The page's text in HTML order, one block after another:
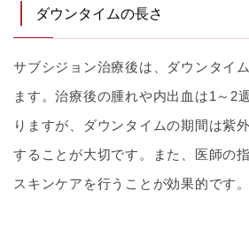
ダウンタイムの長さ
サブシジョン治療後は、ダウンタイ
ます。治療後の腫れや内出血は1～2
りますが、ダウンタイムの期間は紫
することが大切です。また、医師の
スキンケアを行うことが効果的です。